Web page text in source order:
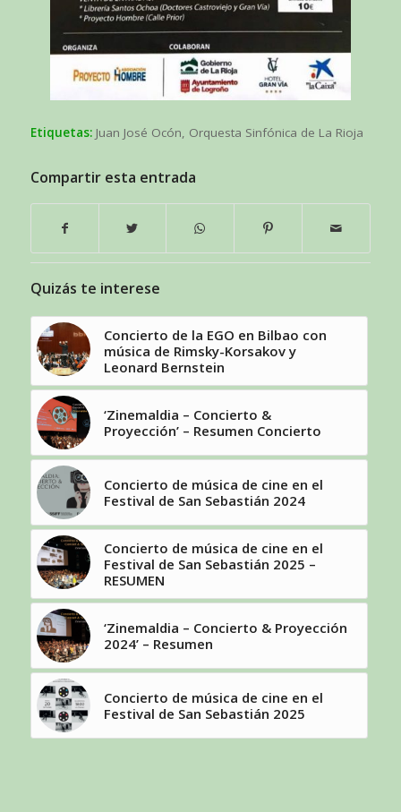
Etiquetas: Juan José Ocón Orquesta Sinfónica de La Rioja
Compartir esta entrada
Quizás te interese
Concierto de la EGO en Bilbao con
música de Rimsky-Korsakov y
Leonard Bernstein
‘Zinemaldia – Concierto &
Proyección’ – Resumen Concierto
Concierto de música de cine en el
Festival de San Sebastián 2024
Concierto de música de cine en el
Festival de San Sebastián 2025 –
RESUMEN
‘Zinemaldia – Concierto & Proyección
2024’ – Resumen
Concierto de música de cine en el
Festival de San Sebastián 2025